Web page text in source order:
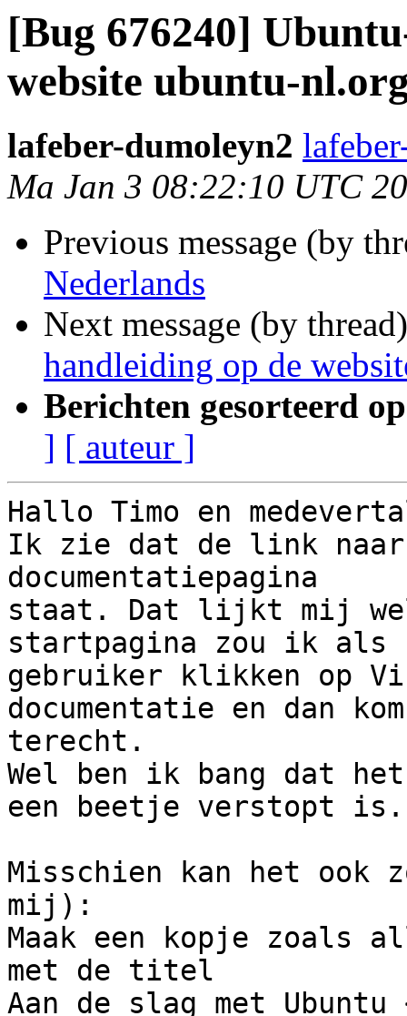
[Bug 676240]
website ubuntu-
lafeber-dumoleyn2
Ma Jan 3 08:22:10 UTC
Previous message (by
Nederlands
Next message (by
handleiding op de
Berichten gesorteerd
] [ auteur ]
Hallo Timo en
Ik zie dat de link naar
documentatiepagina
staat. Dat lijkt mij wel
startpagina zou ik als
gebruiker klikken op
documentatie en dan
terecht.
Wel ben ik bang dat
een beetje verstopt is.
Misschien kan het ook
mij):
Maak een kopje zoals
met de titel
Aan de slag met Ubuntu